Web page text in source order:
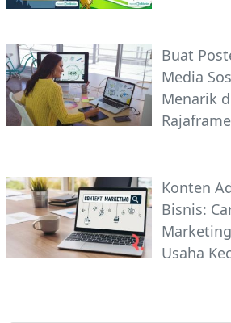
Buat
Media
Menarik
Konten
Bisnis:
Usaha